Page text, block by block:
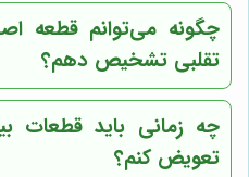
چگونه می‌توانم قطعه
تقلبی تشخیص دهم؟
چه زمانی باید قطعات
تعویض کنم؟